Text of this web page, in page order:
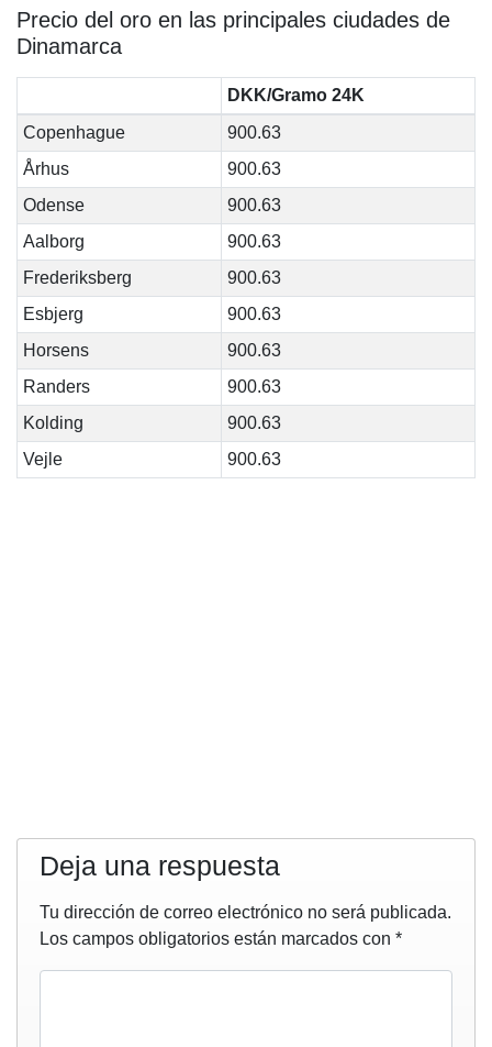
Precio del oro en las principales ciudades de
Dinamarca
DKK/Gramo 24K
Copenhague
900.63
Århus
900.63
Odense
900.63
Aalborg
900.63
Frederiksberg
900.63
Esbjerg
900.63
Horsens
900.63
Randers
900.63
Kolding
900.63
Vejle
900.63
Deja una respuesta
Tu dirección de correo electrónico no será publicada.
Los campos obligatorios están marcados con *